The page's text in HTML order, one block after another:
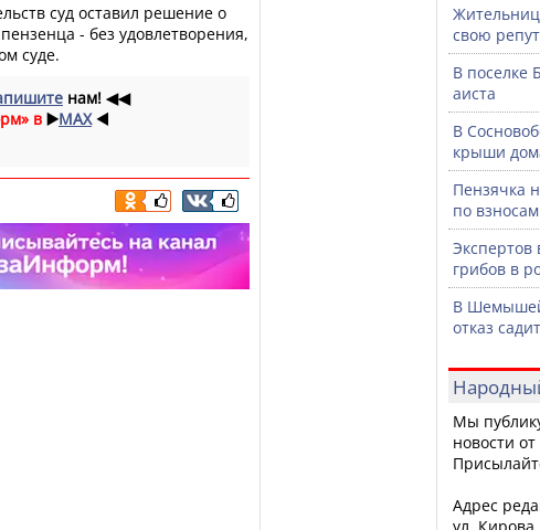
суд оставил решение о
- без удовлетворения,
суде.
нам! ◀◀
в ▶️MAX ◀️
свою
В поселке
аиста
В
крыши
Пензячка
по
Экспертов
грибов в
В
отказ
Мы
новости
Адрес